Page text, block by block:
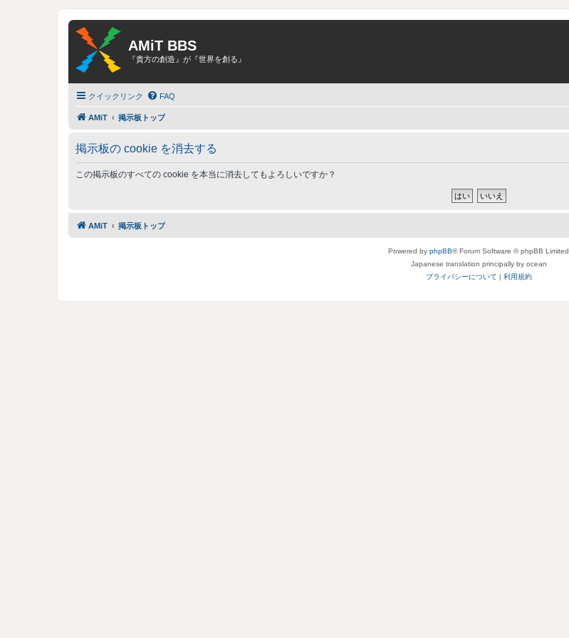
AMiT BBS
『貴方の創造』が『世界を創る』
クイックリンク FAQ
AMiT 掲示板トップ
掲示板の cookie を消去する
この掲示板のすべての cookie を本当に消去してもよろしいですか？
AMiT 掲示板トップ
Powered by phpBB® Forum Software © phpBB Limited
Japanese translation principally by ocean
プライバシーについて | 利用規約